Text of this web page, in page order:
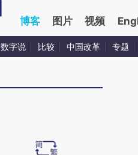
博客 图片 视频
数字说 比较 中国改革 专题